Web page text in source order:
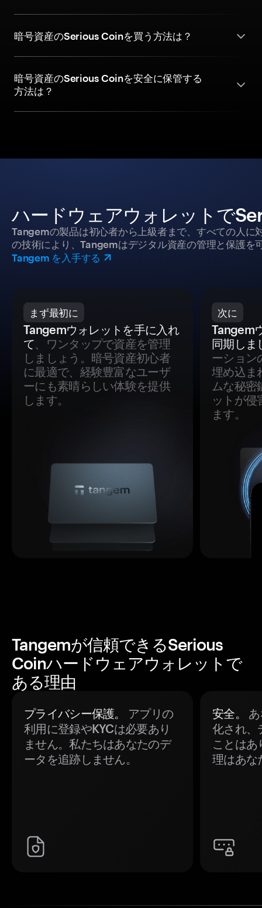
暗号資産のSerious Coinを買う方法は？
暗号資産のSerious Coinを安全に保管する
方法は？
ハードウェアウォレットで
Tangemの製品は初心者から上級者まで、すべての人に
の技術により、Tangemはデジタル資産の管理と保護を
Tangem を入手する
まず最初に
Tangemウォレットを手に入れ
て、ワンタップで資産を管理
しましょう。暗号資産初心者
に最適で、経験豊富なユーザ
ーにも素晴らしい体験を提供
します。
次に
Tangem
同期しま
ーション
埋め込ま
ムな秘密
ットが侵
ます。
Tangemが信頼できるSerious
Coinハードウェアウォレットで
ある理由
プライバシー保護。
アプリの
利用に登録やKYCは必要あり
ません。私たちはあなたのデ
ータを追跡しません。
安全。
化され、
ことはあ
理はあな